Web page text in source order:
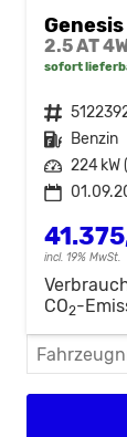
2.5 AT
sofort
Fahrzeugnr.
Kraftstoff Benzin
Leistung 224 kW
incl. 19% MwSt.
CO2-